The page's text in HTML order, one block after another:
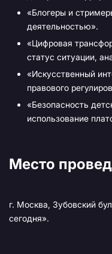
«Блогеры и
деятельностью».
«Цифровая
статус ситуации,
«Искусственный
правового
«Безопасность
использование
Место
г. Москва, Зубовский
сегодня».